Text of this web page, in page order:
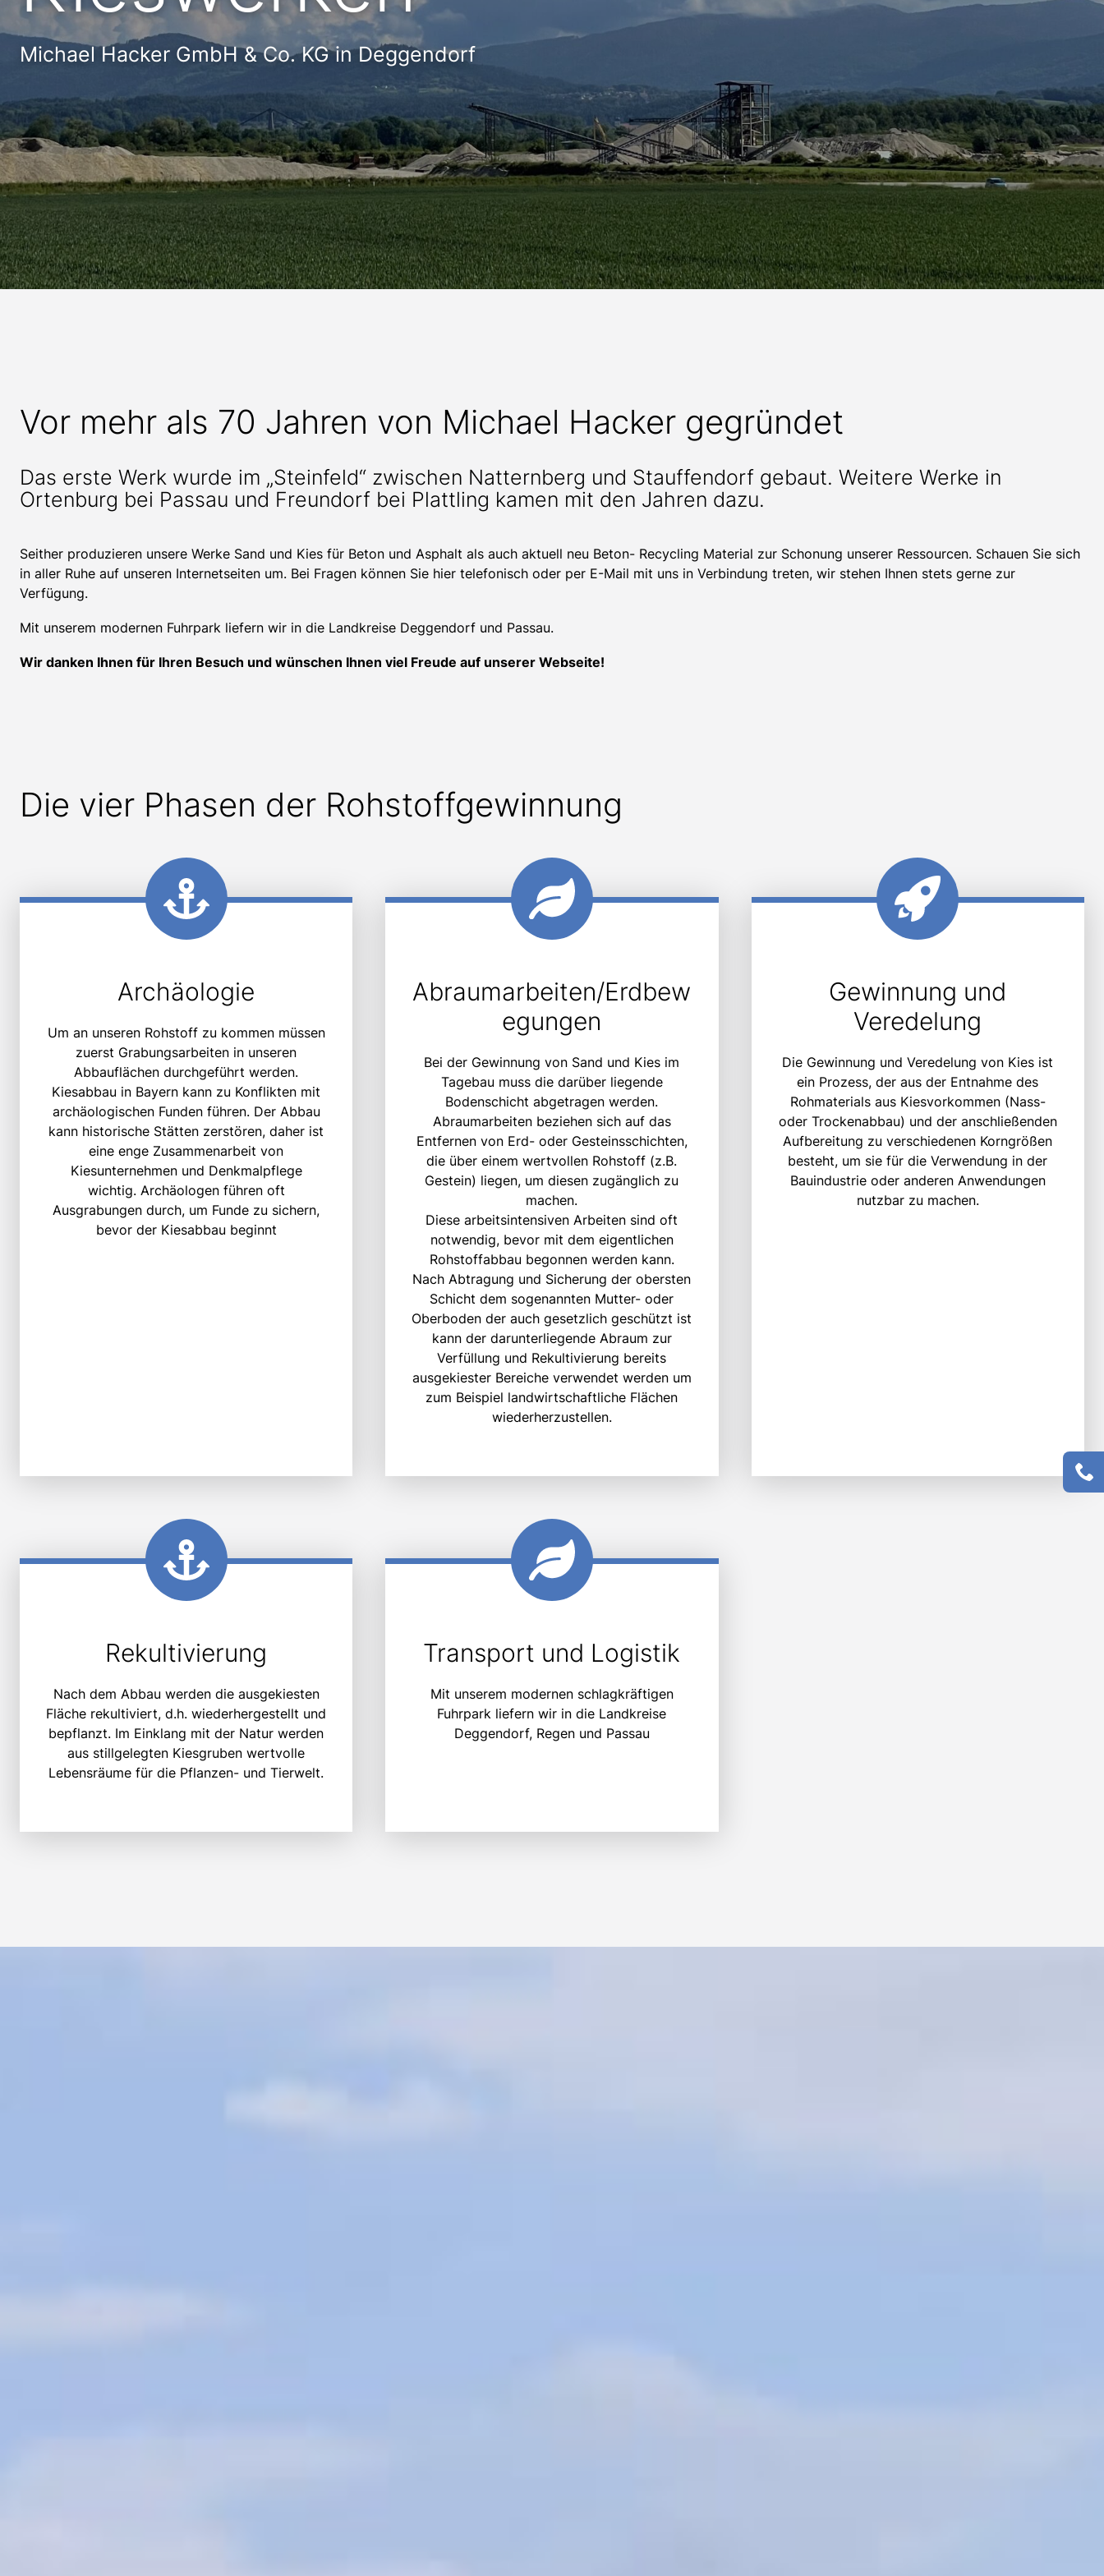
Michael Hacker GmbH & Co. KG in Deggendorf
Vor mehr als 70 Jahren von Michael Hacker gegründet
Das erste Werk wurde im „Steinfeld“ zwischen Natternberg und Stauffendorf gebaut. Weitere Werke in
Ortenburg bei Passau und Freundorf bei Plattling kamen mit den Jahren dazu.
Seither produzieren unsere Werke Sand und Kies für Beton und Asphalt als auch aktuell neu Beton- Recycling Material zur Schonung unserer Ressourcen. Schauen Sie sich
in aller Ruhe auf unseren Internetseiten um. Bei Fragen können Sie hier telefonisch oder per E-Mail mit uns in Verbindung treten, wir stehen Ihnen stets gerne zur
Verfügung.
Mit unserem modernen Fuhrpark liefern wir in die Landkreise Deggendorf und Passau.
Wir danken Ihnen für Ihren Besuch und wünschen Ihnen viel Freude auf unserer Webseite!
Die vier Phasen der Rohstoffgewinnung
Archäologie
Um an unseren Rohstoff zu kommen müssen
zuerst Grabungsarbeiten in unseren
Abbauflächen durchgeführt werden.
Kiesabbau in Bayern kann zu Konflikten mit
archäologischen Funden führen. Der Abbau
kann historische Stätten zerstören, daher ist
eine enge Zusammenarbeit von
Kiesunternehmen und Denkmalpflege
wichtig. Archäologen führen oft
Ausgrabungen durch, um Funde zu sichern,
bevor der Kiesabbau beginnt
Abraumarbeiten/Erdbew
egungen
Bei der Gewinnung von Sand und Kies im
Tagebau muss die darüber liegende
Bodenschicht abgetragen werden.
Abraumarbeiten beziehen sich auf das
Entfernen von Erd- oder Gesteinsschichten,
die über einem wertvollen Rohstoff (z.B.
Gestein) liegen, um diesen zugänglich zu
machen.
Diese arbeitsintensiven Arbeiten sind oft
notwendig, bevor mit dem eigentlichen
Rohstoffabbau begonnen werden kann.
Nach Abtragung und Sicherung der obersten
Schicht dem sogenannten Mutter- oder
Oberboden der auch gesetzlich geschützt ist
kann der darunterliegende Abraum zur
Verfüllung und Rekultivierung bereits
ausgekiester Bereiche verwendet werden um
zum Beispiel landwirtschaftliche Flächen
wiederherzustellen.
Gewinnung und
Veredelung
Die Gewinnung und Veredelung von Kies ist
ein Prozess, der aus der Entnahme des
Rohmaterials aus Kiesvorkommen (Nass-
oder Trockenabbau) und der anschließenden
Aufbereitung zu verschiedenen Korngrößen
besteht, um sie für die Verwendung in der
Bauindustrie oder anderen Anwendungen
nutzbar zu machen.
Rekultivierung
Nach dem Abbau werden die ausgekiesten
Fläche rekultiviert, d.h. wiederhergestellt und
bepflanzt. Im Einklang mit der Natur werden
aus stillgelegten Kiesgruben wertvolle
Lebensräume für die Pflanzen- und Tierwelt.
Transport und Logistik
Mit unserem modernen schlagkräftigen
Fuhrpark liefern wir in die Landkreise
Deggendorf, Regen und Passau